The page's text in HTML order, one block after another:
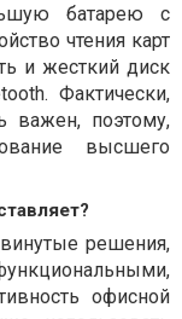
батарею с
чтения карт
и жесткий диск
Фактически,
важен, поэтому,
высшего
решения,
офисной